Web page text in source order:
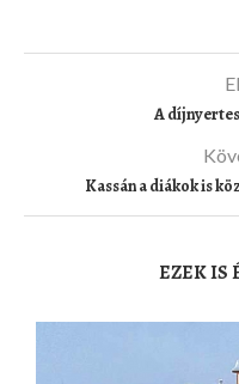
A
Kassán a diákok is
EZEK IS